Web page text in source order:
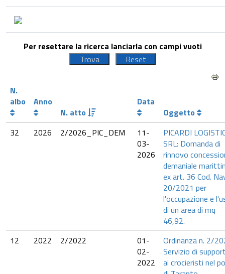
Per resettare la ricerca lanciarla con campi vuoti
N.
albo
Anno
N. atto
Data
Oggetto
32
2026 2/2026_PIC_DEM
11-
03-
2026
PICARDI
SRL: Domanda di
rinnovo
demaniale
ex art. 36 Cod.
20/2021 per
l'occupazione e
di un area di mq
46,92.
12
2022 2/2022
01-
02-
2022
Ordinanza n. 2/
Servizio di
ai crocieristi nel